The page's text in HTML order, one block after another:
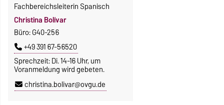
Fachbereichsleiterin Spanisch
Christina Bolívar
Büro: G40-256
+49 391 67-56520
Sprechzeit: Di. 14-16 Uhr, um
Voranmeldung wird gebeten.
christina.bolivar@ovgu.de